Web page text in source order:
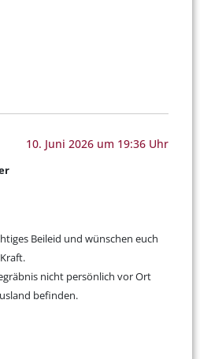
10. Juni 2026 um 19:36 Uhr
Beileid und wünschen euch
nicht persönlich vor Ort
befinden.